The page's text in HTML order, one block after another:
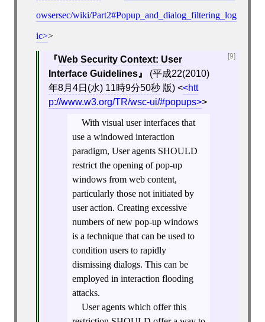
owsersec/wiki/Part2#Popup_and_dialog_filtering_log
ic >
[9]
Web Security Context: User
Interface Guidelines
(平成22(2010)
年8月4日(水) 11時9分50秒版) < htt
p://www.w3.org/TR/wsc-ui/#popups >
With visual user interfaces that
use a windowed interaction
paradigm, User agents SHOULD
restrict the opening of pop-up
windows from web content,
particularly those not initiated by
user action. Creating excessive
numbers of new pop-up windows
is a technique that can be used to
condition users to rapidly
dismissing dialogs. This can be
employed in interaction flooding
attacks.
User agents which offer this